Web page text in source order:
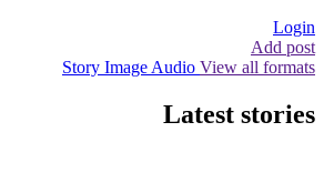
Login
Add post
Story Image Audio View all formats
Latest stories